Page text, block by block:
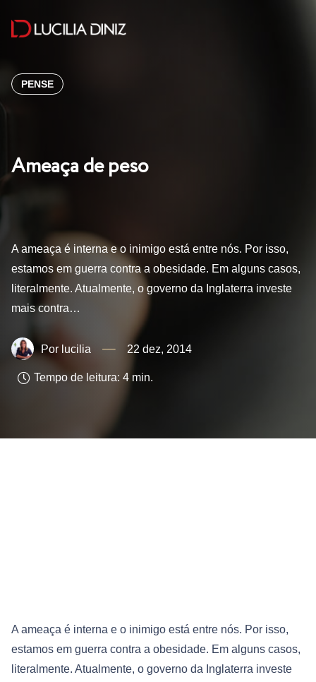
PENSE
Ameaça de peso
A ameaça é interna e o inimigo está entre nós. Por isso,
estamos em guerra contra a obesidade. Em alguns casos,
literalmente. Atualmente, o governo da Inglaterra investe
mais contra…
lucilia 22 dez, 2014
Tempo de leitura: 4 min.
A ameaça é interna e o inimigo está entre nós. Por isso,
estamos em guerra contra a obesidade. Em alguns casos,
literalmente. Atualmente, o governo da Inglaterra investe